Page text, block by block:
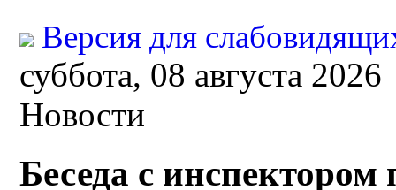
Версия для
суббота, 08 августа 2026
Новости
Беседа с инспектором